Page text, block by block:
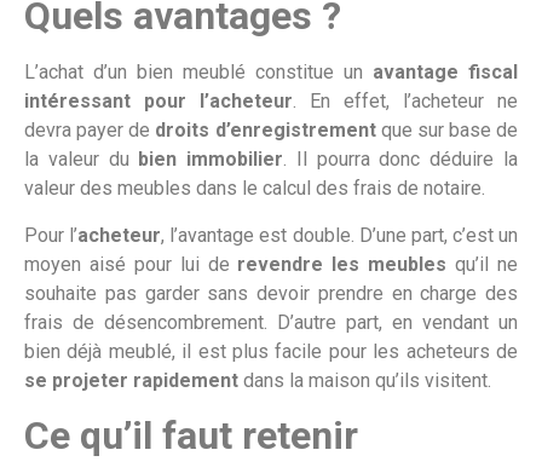
Quels avantages ?
L’achat d’un bien meublé constitue un avantage fiscal
intéressant pour l’acheteur. En effet, l’acheteur ne
devra payer de droits d’enregistrementque sur base de
la valeur du bien immobilier. Il pourra donc déduire la
valeur des meubles dans le calcul des frais de notaire.
Pour l’acheteur, l’avantage est double. D’une part, c’est un
moyen aisé pour lui de revendre les meubles qu’il ne
souhaite pas garder sans devoir prendre en charge des
frais de désencombrement. D’autre part, en vendant un
bien déjà meublé, il est plus facile pour les acheteurs de
se projeter rapidement dans la maison qu’ils visitent.
Ce qu’il faut retenir